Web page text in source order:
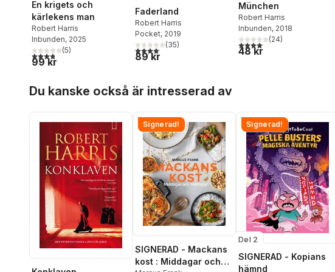
En krigets och
kärlekens man
Robert Harris
Inbunden, 2025
3,8utav 5 stjärnor. Totalt antal röster:
(5)
99 kr
Faderland
Robert Harris
Pocket, 2019
4,1utav 5 stjärnor. Totalt antal röster:
(35)
89 kr
München
Robert Harris
Inbunden, 2018
4,1utav 5 stjärnor. Totalt
(24)
48 kr
Du kanske också är intresserad av
Signerad!
SIGNERAD - Mackans
kost : Middagar och
Signerad!
Del 2
SIGNERAD - Kopians
hämnd